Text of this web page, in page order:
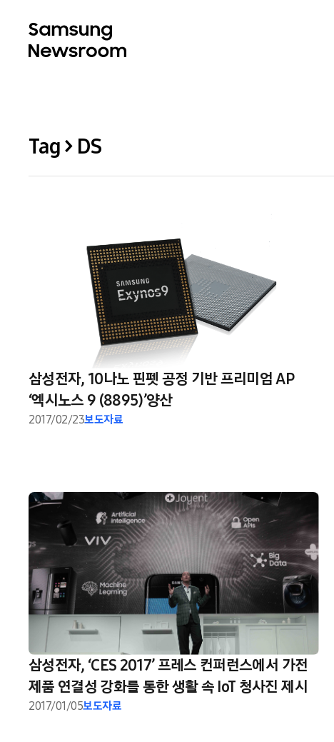
Tag > DS
삼성전자, 10나노 핀펫 공정 기반 프리미엄 AP
‘엑시노스 9 (8895)’양산
2017/02/23보도자료
삼성전자, ‘CES 2017’ 프레스 컨퍼런스에서 가전
제품 연결성 강화를 통한 생활 속 IoT 청사진 제시
2017/01/05보도자료